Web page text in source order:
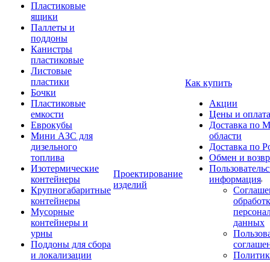
Пластиковые
ящики
Паллеты и
поддоны
Канистры
пластиковые
Листовые
пластики
Бочки
Пластиковые
емкости
Еврокубы
Мини АЗС для
дизельного
топлива
Изотермические
контейнеры
Крупногабаритные
контейнеры
Мусорные
контейнеры и
урны
Поддоны для сбора
и локализации
Проектирование
изделий
Как купить
Акции
Цены и оплата
Доставка по
области
Доставка по
Обмен и
информация
данных